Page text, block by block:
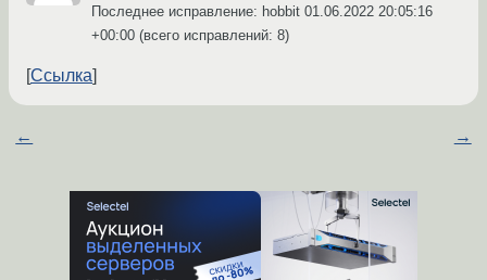
Последнее исправление: hobbit 01.06.2022 20:05:16
+00:00 (всего исправлений: 8)
Ссылка
← →